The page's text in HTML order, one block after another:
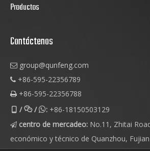
Productos
Contáctenos
 group@qunfeng.com
 +86-595-22356789
 +86-595-22356788
 //: +86-18150503129
 centro de mercadeo: No.11, Zhitai
económico y técnico de Quanzhou, Fujian